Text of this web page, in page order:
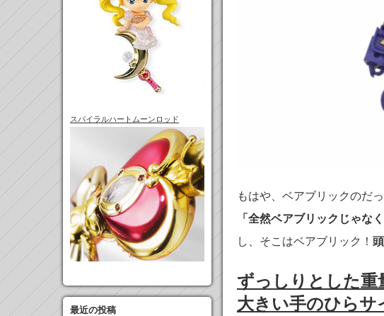
スパイラルハートムーンロッド
最近の投稿
もはや、ベアブリックのだ
「全然ベアブリックじゃな
し、そこはベアブリック！
ずっしりとした重
大きい手のひらサ